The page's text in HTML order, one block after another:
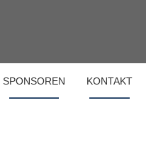
SPONSOREN KONTAKT